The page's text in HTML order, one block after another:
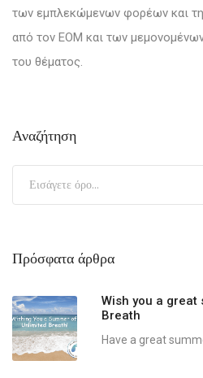
των εμπλεκώμενων φορέων και
από τον ΕΟΜ και των
του θέματος.
Αναζήτηση
Πρόσφατα άρθρα
Wish you a great
Breath
Have a great